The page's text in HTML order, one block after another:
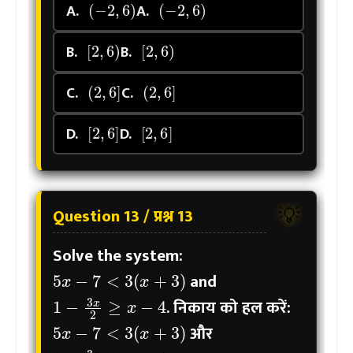
A. A.
B.
[2,6)
B.
[2,6)
C.
(2,6]
C.
(2,6]
D.
[2,6]
D.
[2,6]
💡
Question 13 / प्रश्न 13
Solve the system:
5x−7<3(x+3)
and
1−3x2≥ x− 4
.निकाय को हल करें:
5 x− 7<3 (x +3)
और
1−3x2≥ x− 4